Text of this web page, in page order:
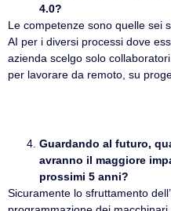
4.0?
Le competenze sono quelle sei
AI per i diversi processi dove
azienda scelgo solo
per lavorare da remoto, su
Guardando al futuro,
avranno il maggiore
prossimi 5 anni?
Sicuramente lo sfruttamento